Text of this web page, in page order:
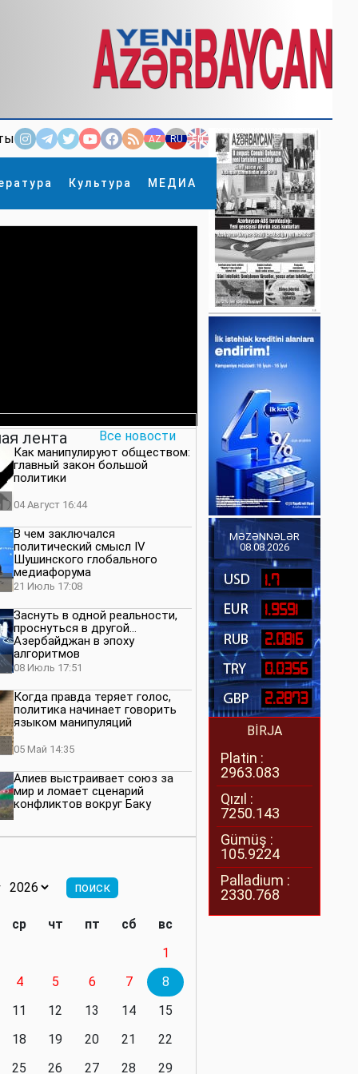
AZ RU EN
Культура МЕДИА
×
лента Все новости
Как манипулируют обществом:
главный закон большой
политики
04 Август 16:44
В чем заключался
политический смысл IV
Шушинского глобального
медиафорума
21 Июль 17:08
Заснуть в одной реальности,
проснуться в другой…
Азербайджан в эпоху
алгоритмов
08 Июль 17:51
Когда правда теряет голос,
политика начинает говорить
языком манипуляций
05 Май 14:35
Алиев выстраивает союз за
мир и ломает сценарий
конфликтов вокруг Баку
значимость региона
нейтралитета больше не будет
президенту приходится все
делать самому
ср чт пт сб
вс
1
4 5 6 7
8
11 12 13 14
15
18 19 20 21
22
25 26 27 28
29
MƏZƏNNƏLƏR
08.08.2026
1.7
1.9591
2.0816
0.0356
2.2873
BİRJA
Platin :
2963.083
Qızıl :
7250.143
Gümüş :
105.9224
Palladium :
2330.768